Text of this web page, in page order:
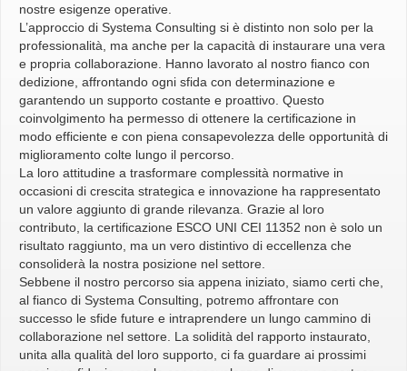
nostre esigenze operative.
L’approccio di Systema Consulting si è distinto non solo per la
professionalità, ma anche per la capacità di instaurare una vera
e propria collaborazione. Hanno lavorato al nostro fianco con
dedizione, affrontando ogni sfida con determinazione e
garantendo un supporto costante e proattivo. Questo
coinvolgimento ha permesso di ottenere la certificazione in
modo efficiente e con piena consapevolezza delle opportunità di
miglioramento colte lungo il percorso.
La loro attitudine a trasformare complessità normative in
occasioni di crescita strategica e innovazione ha rappresentato
un valore aggiunto di grande rilevanza. Grazie al loro
contributo, la certificazione ESCO UNI CEI 11352 non è solo un
risultato raggiunto, ma un vero distintivo di eccellenza che
consoliderà la nostra posizione nel settore.
Sebbene il nostro percorso sia appena iniziato, siamo certi che,
al fianco di Systema Consulting, potremo affrontare con
successo le sfide future e intraprendere un lungo cammino di
collaborazione nel settore. La solidità del rapporto instaurato,
unita alla qualità del loro supporto, ci fa guardare ai prossimi